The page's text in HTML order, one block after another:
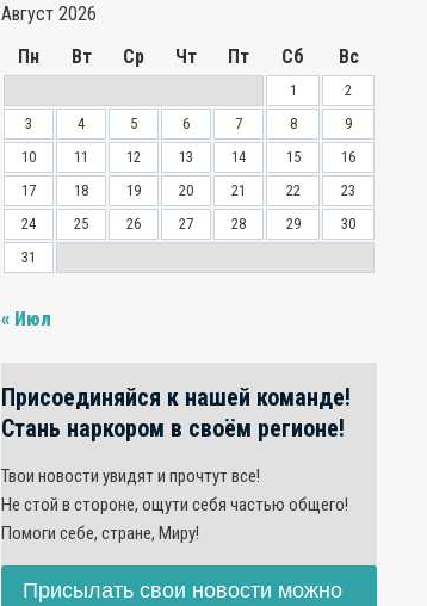
Август 2026
Пн
Вт Ср Чт Пт Сб Вс
1
2
3
4 5 6 7 8
9
10
11 12 13 14 15
16
17
18 19 20 21 22
23
24
25 26 27 28 29
30
31
« Июл
Присоединяйся к нашей команде!
Стань наркором в своём регионе!
Твои новости увидят и прочтут все!
Не стой в стороне, ощути себя частью общего!
Помоги себе, стране, Миру!
Присылать свои новости можно